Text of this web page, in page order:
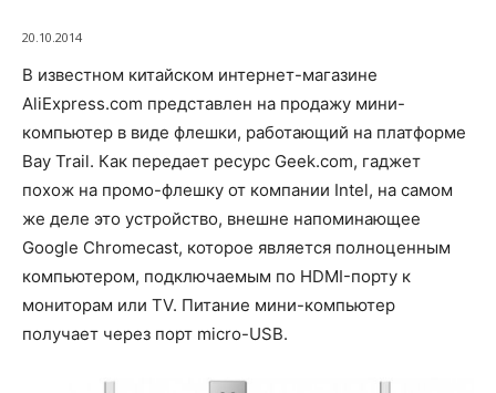
20.10.2014
В известном китайском интернет-магазине
AliExpress.com представлен на продажу мини-
компьютер в виде флешки, работающий на платформе
Bay Trail. Как передает ресурс Geek.com, гаджет
похож на промо-флешку от компании Intel, на самом
же деле это устройство, внешне напоминающее
Google Chromecast, которое является полноценным
компьютером, подключаемым по HDMI-порту к
мониторам или ТV. Питание мини-компьютер
получает через порт micro-USB.